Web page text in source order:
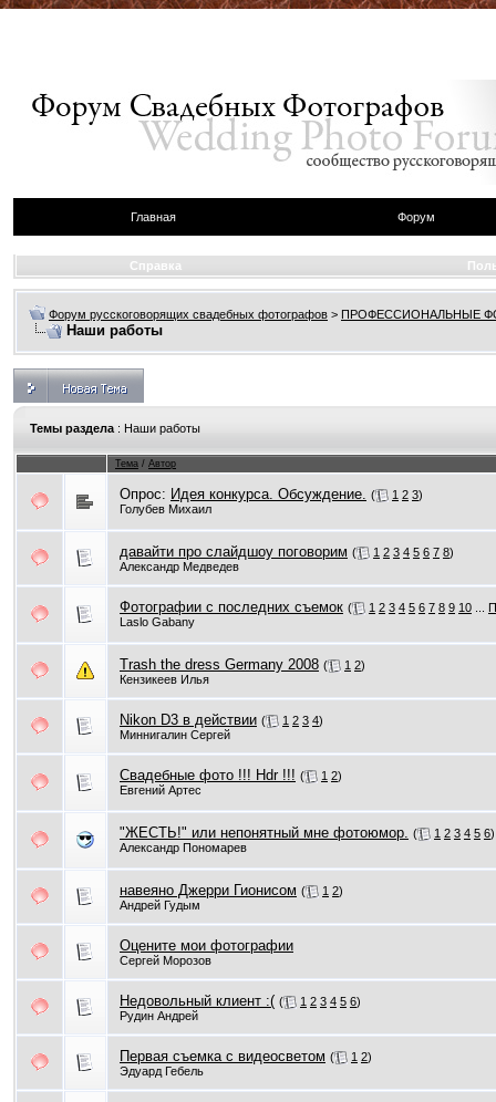
Главная Форум
Справка
Форум русскоговорящих свадебных фотографов > ПРОФЕССИОНАЛЬНЫЕ
Наши работы
Темы раздела : Наши работы
Тема / Автор
Опрос: Идея конкурса. Обсуждение. ( 1 2 3)
Голубев Михаил
давайти про слайдшоу поговорим ( 1 2 3 4 5 6 7 8)
Александр Медведев
Фотографии с последних съемок ( 1 2 3 4 5 6 7 8 9 10
Laslo Gabany
Trash the dress Germany 2008 ( 1 2)
Кензикеев Илья
Nikon D3 в действии ( 1 2 3 4)
Миннигалин Сергей
Свадебные фото !!! Hdr !!! ( 1 2)
Евгений Артес
"ЖЕСТЬ!" или непонятный мне фотоюмор. ( 1 2 3 4 5 6)
Александр Пономарев
навеяно Джерри Гионисом ( 1 2)
Андрей Гудым
Оцените мои фотографии
Сергей Морозов
Недовольный клиент :( ( 1 2 3 4 5 6)
Рудин Андрей
Первая съемка с видеосветом ( 1 2)
Эдуард Гебель